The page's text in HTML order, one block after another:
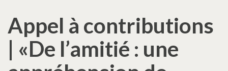
Appel à contributions
| «De l’amitié : une